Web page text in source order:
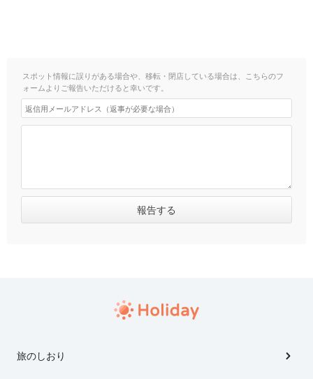
スポット情報に誤りがある場合や、移転・閉店している場合は、こちらのフ
ォームよりご報告いただけると幸いです。
旅のしおり